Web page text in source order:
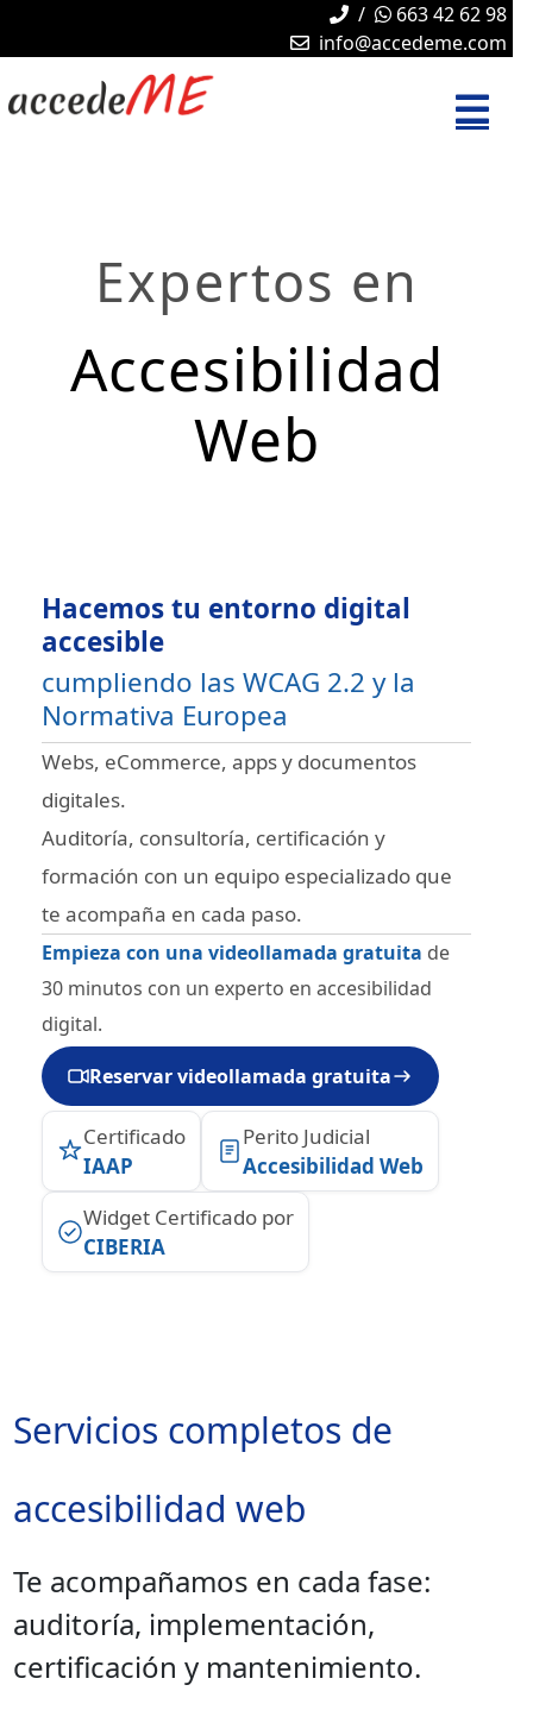
/
663 42 62 98
info@accedeme.com
Expertos en
Accesibilidad
Web
Hacemos tu entorno digital
accesible
cumpliendo las WCAG 2.2 y la
Normativa Europea
Webs, eCommerce, apps y documentos
digitales.
Auditoría, consultoría, certificación y
formación con un equipo especializado que
te acompaña en cada paso.
Empieza con una videollamada gratuita de
30 minutos con un experto en accesibilidad
digital.
Reservar videollamada gratuita
Certificado
IAAP
Perito Judicial
Accesibilidad Web
Widget Certificado por
CIBERIA
Servicios completos de
accesibilidad web
Te acompañamos en cada fase:
auditoría, implementación,
certificación y mantenimiento.